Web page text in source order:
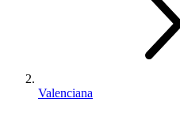
Valenciana